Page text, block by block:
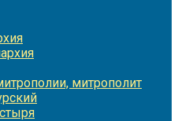
митрополит